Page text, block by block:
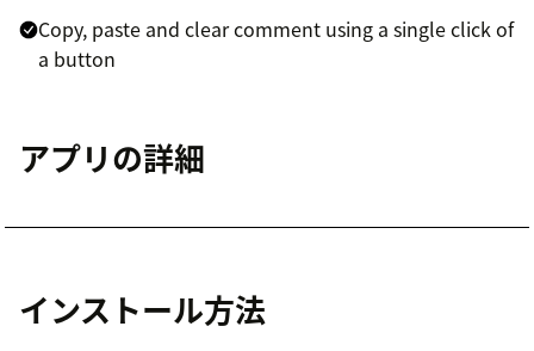
Copy, paste and clear comment using a single click of
a button
アプリの詳細
インストール方法